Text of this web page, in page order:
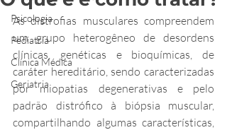
Psicologia
Pediatria
Clínica Médica
Geriatria
As distrofias musculares compreendem
um grupo heterogêneo de desordens
clínicas, genéticas e bioquímicas, de
caráter hereditário, sendo caracterizadas
por miopatias degenerativas e pelo
padrão distrófico à biópsia muscular,
compartilhando algumas características,